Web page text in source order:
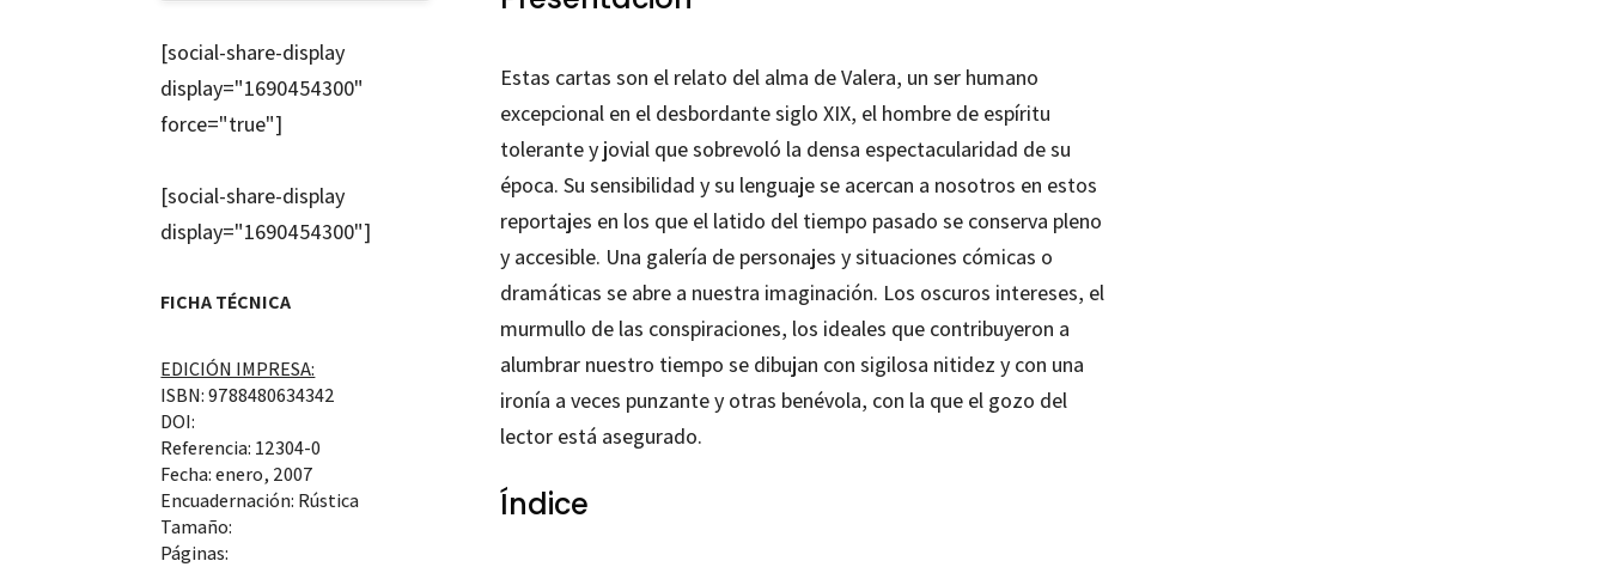
[social-share-display
display="1690454300"
force="true"]
[social-share-display
display="1690454300"]
FICHA TÉCNICA
EDICIÓN IMPRESA:
ISBN: 9788480634342
DOI:
Referencia: 12304-0
Fecha: enero, 2007
Encuadernación: Rústica
Tamaño:
Páginas:
Estas cartas son el relato del alma de Valera, un ser humano
excepcional en el desbordante siglo XIX, el hombre de espíritu
tolerante y jovial que sobrevoló la densa espectacularidad de su
época. Su sensibilidad y su lenguaje se acercan a nosotros en estos
reportajes en los que el latido del tiempo pasado se conserva pleno
y accesible. Una galería de personajes y situaciones cómicas o
dramáticas se abre a nuestra imaginación. Los oscuros intereses, el
murmullo de las conspiraciones, los ideales que contribuyeron a
alumbrar nuestro tiempo se dibujan con sigilosa nitidez y con una
ironía a veces punzante y otras benévola, con la que el gozo del
lector está asegurado.
Índice